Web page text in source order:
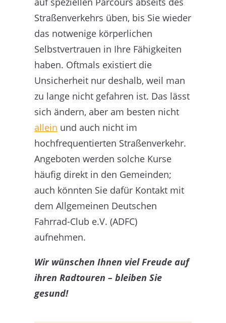
Straßenverkehrs üben, bis Sie wieder
das notwenige körperlichen
Selbstvertrauen in Ihre Fähigkeiten
haben. Oftmals existiert die
Unsicherheit nur deshalb, weil man
zu lange nicht gefahren ist. Das lässt
sich ändern, aber am besten nicht
allein und auch nicht im
hochfrequentierten Straßenverkehr.
Angeboten werden solche Kurse
häufig direkt in den Gemeinden;
auch könnten Sie dafür Kontakt mit
dem Allgemeinen Deutschen
Fahrrad-Club e.V. (ADFC)
aufnehmen.
Wir wünschen Ihnen viel Freude auf
ihren Radtouren – bleiben Sie
gesund!